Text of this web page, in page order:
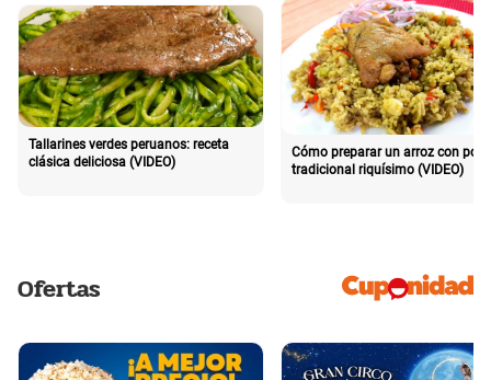
Tallarines verdes peruanos: receta
clásica deliciosa (VIDEO)
Cómo preparar un arroz con pollo
tradicional riquísimo (VIDEO)
Ofertas